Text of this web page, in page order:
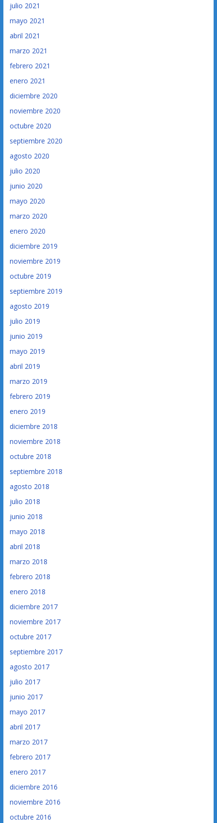
julio 2021
mayo 2021
abril 2021
marzo 2021
febrero 2021
enero 2021
diciembre 2020
noviembre 2020
octubre 2020
septiembre 2020
agosto 2020
julio 2020
junio 2020
mayo 2020
marzo 2020
enero 2020
diciembre 2019
noviembre 2019
octubre 2019
septiembre 2019
agosto 2019
julio 2019
junio 2019
mayo 2019
abril 2019
marzo 2019
febrero 2019
enero 2019
diciembre 2018
noviembre 2018
octubre 2018
septiembre 2018
agosto 2018
julio 2018
junio 2018
mayo 2018
abril 2018
marzo 2018
febrero 2018
enero 2018
diciembre 2017
noviembre 2017
octubre 2017
septiembre 2017
agosto 2017
julio 2017
junio 2017
mayo 2017
abril 2017
marzo 2017
febrero 2017
enero 2017
diciembre 2016
noviembre 2016
octubre 2016